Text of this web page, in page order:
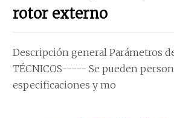
rotor externo
Descripción general Parámetros
TÉCNICOS----- Se pueden
especificaciones y mo